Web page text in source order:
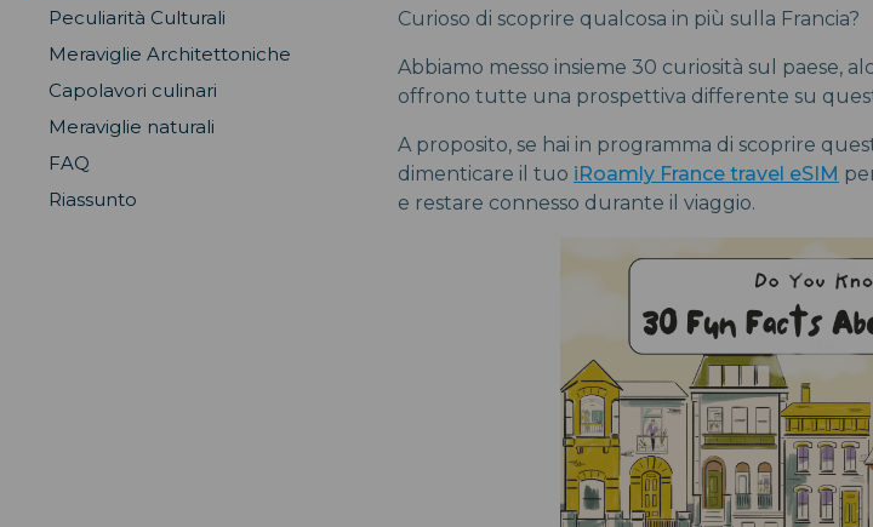
Peculiarità Culturali
Meraviglie Architettoniche
Capolavori culinari
Meraviglie naturali
FAQ
Riassunto
Curioso di scoprire qualcosa in più sulla Francia?
Abbiamo messo insieme 30 curiosità sul paese,
offrono tutte una prospettiva differente su
A proposito, se hai in programma di scoprire
dimenticare il tuo iRoamly France travel eSIM
e restare connesso durante il viaggio.